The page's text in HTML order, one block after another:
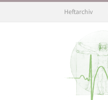
Heftarchiv